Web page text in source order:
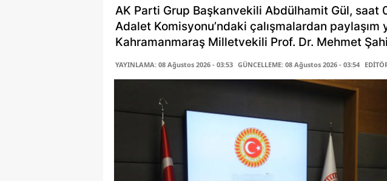
AK Parti Grup Başkanvekili Abdülhamit Gül, saat
Adalet Komisyonu’ndaki çalışmalardan paylaşım
Kahramanmaraş Milletvekili Prof. Dr. Mehmet
YAYINLAMA: 08 Ağustos 2026 - 03:53 GÜNCELLEME: 08 Ağustos 2026 - 03:54